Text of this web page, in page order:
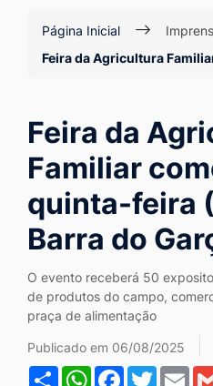
para
[alt+4]
Página Inicial
Feira da Agricultura
Feira da
Familiar
quinta-feira
Barra do
O evento receberá 50
de produtos do campo,
praça de alimentação
Publicado em 06/08/2025
ShareWhatsApp
Facebook